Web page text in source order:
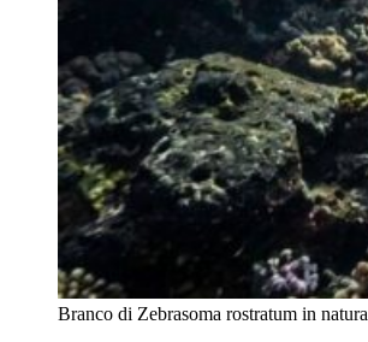
Branco di Zebrasoma rostratum in natura